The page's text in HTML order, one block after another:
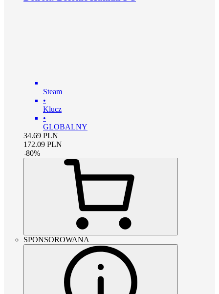
Steam
•
Klucz
•
GLOBALNY
34.69 PLN
172.09 PLN
-80%
SPONSOROWANA